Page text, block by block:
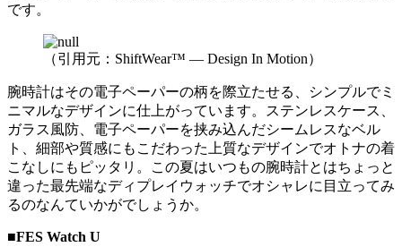
です。
（引用元：ShiftWear™ — Design In Motion）
腕時計はその電子ペーパーの柄を際立たせる、シンプルでミ
ニマルなデザインに仕上がっています。ステンレスケース、
ガラス風防、電子ペーパーを挟み込んだシームレスなベル
ト、細部や質感にもこだわった上質なデザインでオトナの着
こなしにもピッタリ。この夏はいつもの腕時計とはちょっと
違った最先端なディプレイウォッチでオシャレに目立ってみ
るのなんていかがでしょうか。
■FES Watch U